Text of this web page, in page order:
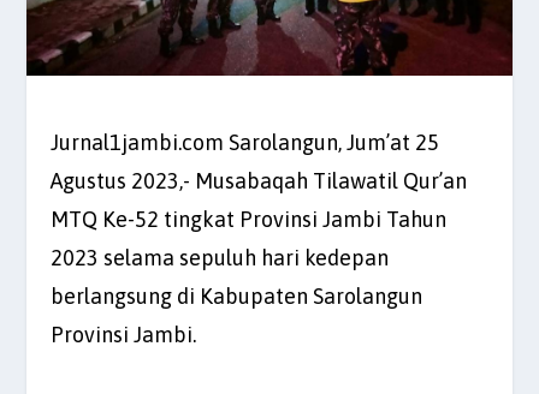
Jurnal1jambi.com Sarolangun, Jum’at 25
Agustus 2023,- Musabaqah Tilawatil Qur’an
MTQ Ke-52 tingkat Provinsi Jambi Tahun
2023 selama sepuluh hari kedepan
berlangsung di Kabupaten Sarolangun
Provinsi Jambi.